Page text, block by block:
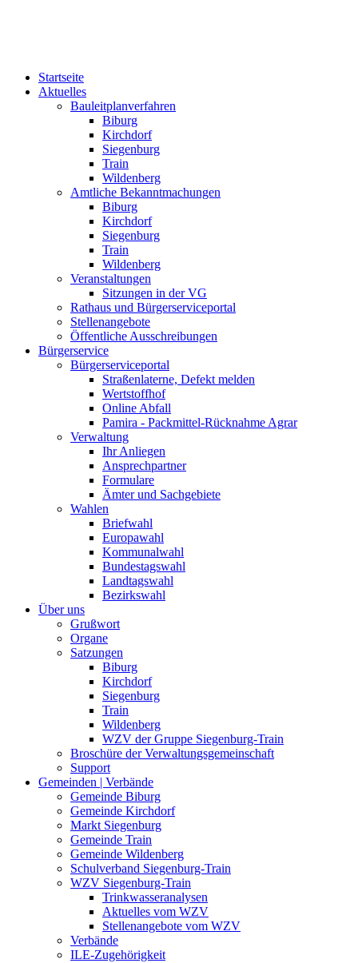
Startseite
Aktuelles
Bauleitplanverfahren
Biburg
Kirchdorf
Siegenburg
Train
Wildenberg
Amtliche Bekanntmachungen
Biburg
Kirchdorf
Siegenburg
Train
Wildenberg
Veranstaltungen
Sitzungen in der VG
Rathaus und Bürgerserviceportal
Stellenangebote
Öffentliche Ausschreibungen
Bürgerservice
Bürgerserviceportal
Straßenlaterne, Defekt melden
Wertstoffhof
Online Abfall
Pamira - Packmittel-Rücknahme Agrar
Verwaltung
Ihr Anliegen
Ansprechpartner
Formulare
Ämter und Sachgebiete
Wahlen
Briefwahl
Europawahl
Kommunalwahl
Bundestagswahl
Landtagswahl
Bezirkswahl
Über uns
Grußwort
Organe
Satzungen
Biburg
Kirchdorf
Siegenburg
Train
Wildenberg
WZV der Gruppe Siegenburg-Train
Broschüre der Verwaltungsgemeinschaft
Support
Gemeinden | Verbände
Gemeinde Biburg
Gemeinde Kirchdorf
Markt Siegenburg
Gemeinde Train
Gemeinde Wildenberg
Schulverband Siegenburg-Train
WZV Siegenburg-Train
Trinkwasseranalysen
Aktuelles vom WZV
Stellenangebote vom WZV
Verbände
ILE-Zugehörigkeit